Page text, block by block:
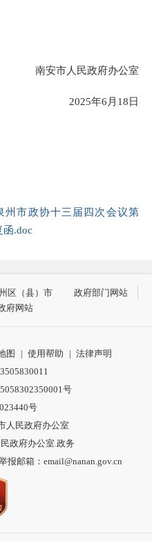
南安市人民政府办公室
2025年6月18日
州市政协十三届四次会议第
函.doc
区（县）市
政府部门网站
府网站
图 | 使用帮助 | 法律声明
号
号
人民政府办公室
政府办公室.政务
邮箱：email@nanan.gov.cn